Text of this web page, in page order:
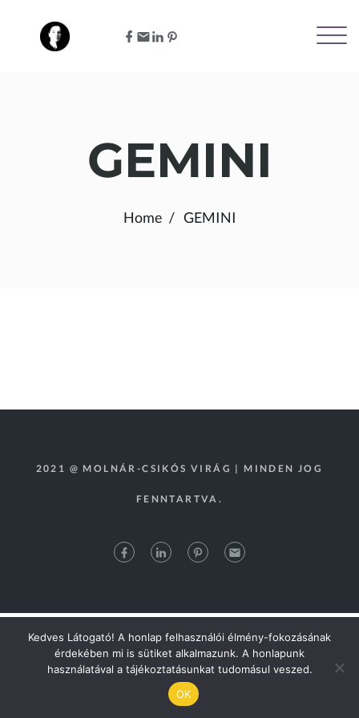
GEMINI
Home GEMINI
2021 @ MOLNÁR-CSIKÓS VIRÁG | MINDEN JOG
FENNTARTVA.
Kedves Látogató! A honlap felhasználói élmény-fokozásának
érdekében mi is sütiket alkalmazunk. A honlapunk
használatával a tájékoztatásunkat tudomásul veszed.
OK